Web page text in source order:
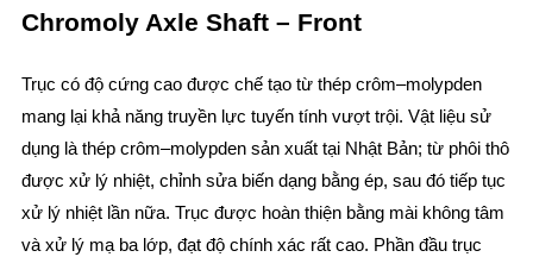
Chromoly Axle Shaft – Front
Trục có độ cứng cao được chế tạo từ thép crôm–molypden
mang lại khả năng truyền lực tuyến tính vượt trội. Vật liệu sử
dụng là thép crôm–molypden sản xuất tại Nhật Bản; từ phôi thô
được xử lý nhiệt, chỉnh sửa biến dạng bằng ép, sau đó tiếp tục
xử lý nhiệt lần nữa. Trục được hoàn thiện bằng mài không tâm
và xử lý mạ ba lớp, đạt độ chính xác rất cao. Phần đầu trục